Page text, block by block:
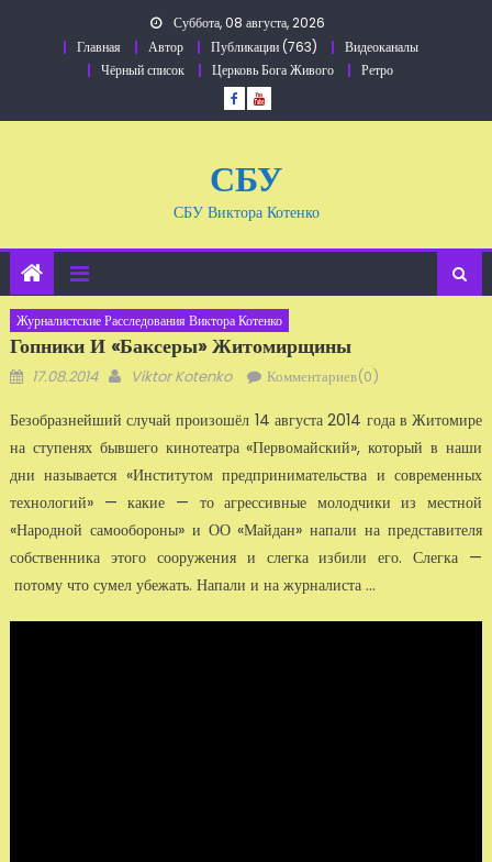
Суббота, 08 августа, 2026
Главная
Автор Публикации (763)
Видеоканалы
Чёрный список
Церковь Бога Живого Ретро
СБУ
СБУ Виктора Котенко
Журналистские Расследования Виктора Котенко
Гопники И «баксеры» Житомирщины
Добавлено
17.08.2014 Автор
Viktor Kotenko Комментариев(0)
Безобразнейший случай произошёл 14 августа 2014 года в Житомире
на ступенях бывшего кинотеатра «Первомайский», который в наши
дни называется «Институтом предпринимательства и современных
технологий» — какие — то агрессивные молодчики из местной
«Народной самообороны» и ОО «Майдан» напали на представителя
собственника этого сооружения и слегка избили его. Слегка —
потому что сумел убежать. Напали и на журналиста ...